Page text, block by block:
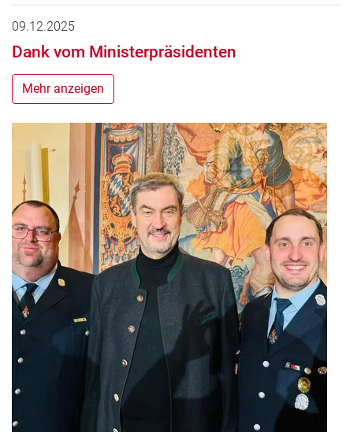
09.12.2025
Dank vom Ministerpräsidenten
Mehr anzeigen